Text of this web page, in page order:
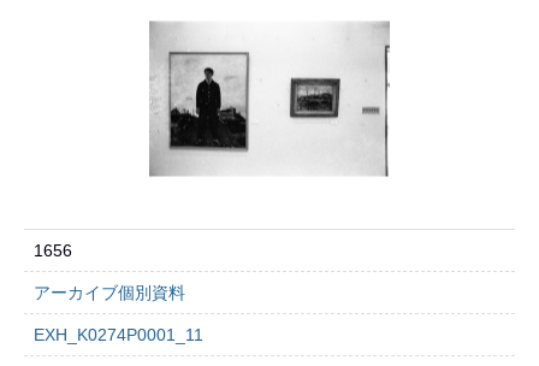
1656
アーカイブ個別資料
EXH_K0274P0001_11